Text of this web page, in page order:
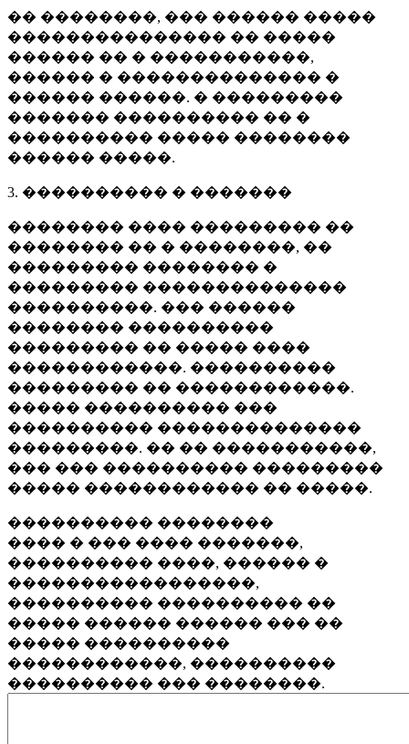
�� ��������, ��� ������ �����
��������������� �� �����
������ �� � �����������,
������ � �������������� �
������ ������. � ���������
������� ���������� �� �
���������� ����� ��������
������ �����.
3. ���������� � �������
�������� ���� ��������� ��
�������� �� � ��������, ��
��������� �������� �
��������� ��������������
����������. ��� ������
�������� ����������
��������� �� ����� ����
������������. ����������
��������� �� ������������.
����� ���������� ���
���������� ��������������
���������. �� �� �����������,
��� ��� ���������� ���������
����� ������������ �� �����.
���������� ��������
���� � ��� ���� �������,
���������� ����, ������ �
�����������������,
���������� ���������� ��
����� ������ ������ ��� ��
����� ����������
������������, ����������
���������� ��� ��������.